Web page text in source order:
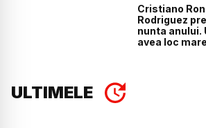
Cristiano
Rodriguez
nunta anului.
avea loc
ULTIMELE